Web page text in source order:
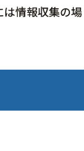
は情報収集の